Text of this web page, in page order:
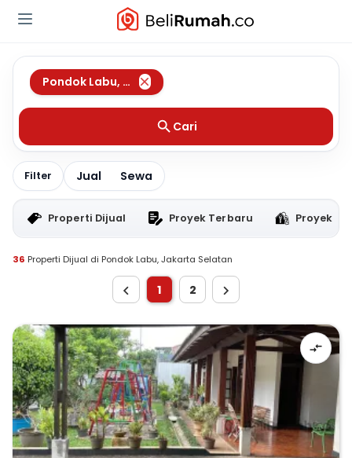
Pondok Labu, Jakarta Selatan
Cari
Filter Jual Sewa
Properti Dijual Proyek Terbaru Proyek
36 Properti Dijual di Pondok Labu, Jakarta Selatan
1 2